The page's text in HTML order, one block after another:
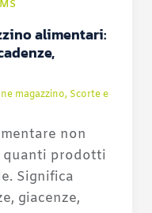
alimentari:
magazzino, Scorte e
non
quanti prodotti
Significa
giacenze,